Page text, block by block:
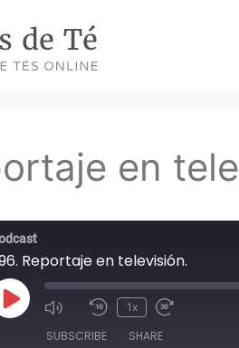
en
Reportaje en televisión.
Play
Episode
1x
SUBSCRIBE SHARE